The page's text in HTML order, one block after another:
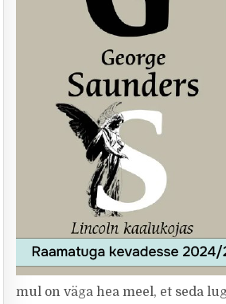
mul on väga hea meel, et seda